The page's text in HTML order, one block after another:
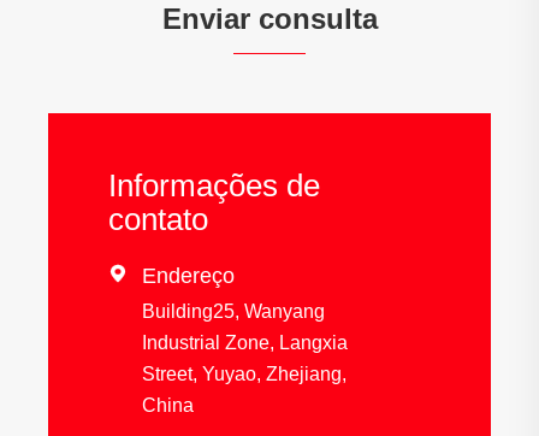
Enviar consulta
Informações de
contato
 Endereço
Building25, Wanyang
Industrial Zone, Langxia
Street, Yuyao, Zhejiang,
China